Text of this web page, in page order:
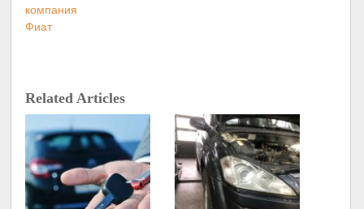
компания
Фиат
Related Articles